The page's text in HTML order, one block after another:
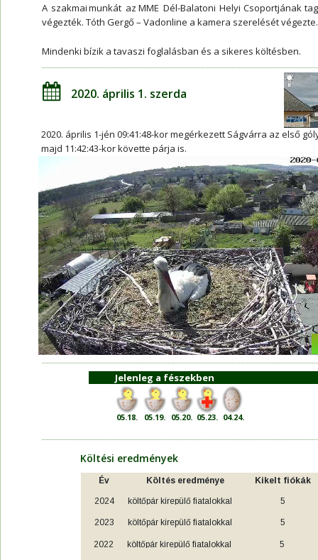
A szakmai munkát az MME Dél-Balatoni Helyi Csoportjának
végezték. Tóth Gergő – Vadonline a kamera szerelését végezte.
Mindenki bízik a tavaszi foglalásban és a sikeres költésben.
Jelenleg a fészekben
05.18. 04.24.
05.23.
05.19. 05.20.
2020. április 1. szerda
2020. április 1-jén 09:41:48-kor megérkezett Ságvárra az első
majd 11:42:43-kor követte párja is.
Év Költés eredménye Kikelt fiókák
2022 költőpár kirepülő fiatalokkal 5
Költési eredmények
2024 költőpár kirepülő fiatalokkal 5
2023 költőpár kirepülő fiatalokkal 5